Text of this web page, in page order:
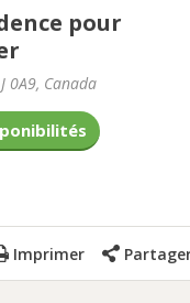
pour
0A9, Canada
Imprimer